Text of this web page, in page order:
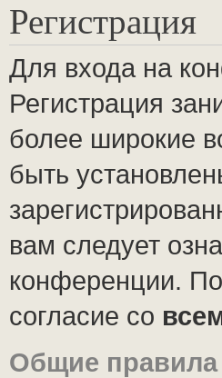
Регистрация
Для входа на
Регистрация
более широкие
быть
вам следует
конференции.
согласие со
Общие правила